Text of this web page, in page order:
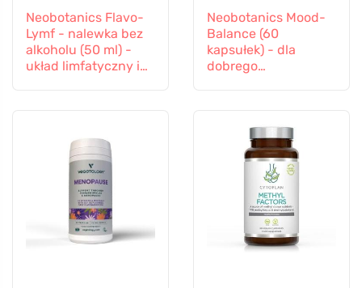
Neobotanics Flavo-
Lymf - nalewka bez
alkoholu (50 ml) -
układ limfatyczny i
Neobotanics Mood-
Balance (60
kapsułek) - dla
dobrego